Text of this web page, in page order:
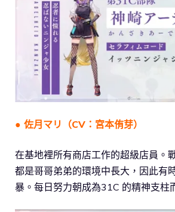
● 佐月マリ（CV：宮本侑芽）
在基地裡所有商店工作的超級店員。
都是哥哥弟弟的環境中長大，因此有
暴。每日努力朝成為31C 的精神支柱